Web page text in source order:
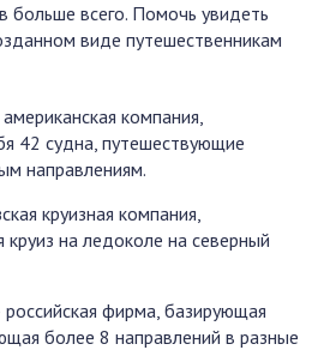
больше всего. Помочь увидеть
виде путешественникам
компания,
42 судна, путешествующие
направлениям.
круизная компания,
на ледоколе на северный
фирма, базирующая
более 8 направлений в разные